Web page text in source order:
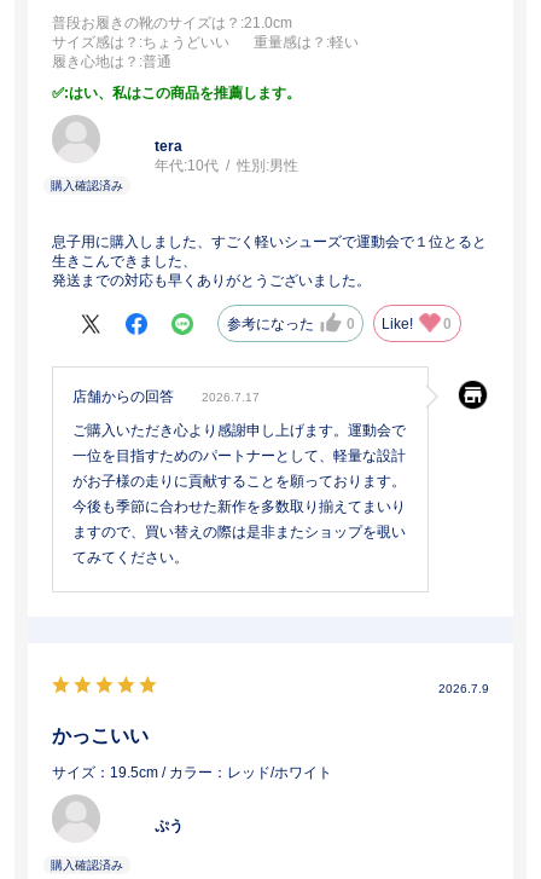
普段お履きの靴のサイズは？ :21.0cm
サイズ感は？ :ちょうどいい 重量感は？ :軽い
履き心地は？ :普通
:はい、私はこの商品を推薦します。
tera
年代:10代 性別:男性
息子用に購入しました、すごく軽いシューズで運動会で１位とると
生きこんできました、
発送までの対応も早くありがとうございました。
参考になった 0 Like! 0
店舗からの回答 2026.7.17
ご購入いただき心より感謝申し上げます。運動会で
一位を目指すためのパートナーとして、軽量な設計
がお子様の走りに貢献することを願っております。
今後も季節に合わせた新作を多数取り揃えてまいり
ますので、買い替えの際は是非またショップを覗い
てみてください。
2026.7.9
かっこいい
サイズ：19.5cm / カラー：レッド/ホワイト
ぷう